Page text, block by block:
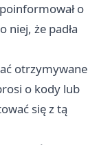
o
niej, że padła
otrzymywane
o kody lub
się z tą